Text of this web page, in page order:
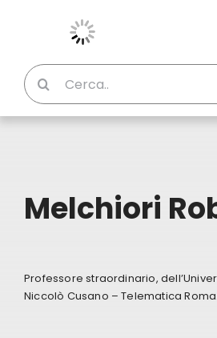
Cerca
per:
Melchiori
Professore straordinario,
Niccolò Cusano – Telematica Roma.